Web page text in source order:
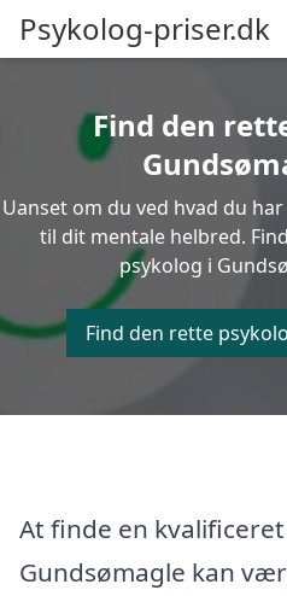
Psykolog-priser.dk
Find den
Uanset om du ved hvad du
til dit mentale helbred.
psykolog i
Find den rette
At finde en
Gundsømagle kan